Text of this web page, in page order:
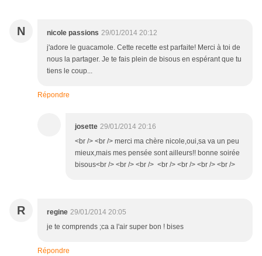
N nicole passions 29/01/2014 20:12
j'adore le guacamole. Cette recette est parfaite! Merci à toi de
nous la partager. Je te fais plein de bisous en espérant que tu
tiens le coup...
Répondre
josette 29/01/2014 20:16
<br /> <br /> merci ma chère nicole,oui,sa va un peu
mieux,mais mes pensée sont ailleurs!! bonne soirée
bisous<br /> <br /> <br /> <br /> <br /> <br /> <br />
R regine 29/01/2014 20:05
je te comprends ;ca a l'air super bon ! bises
Répondre